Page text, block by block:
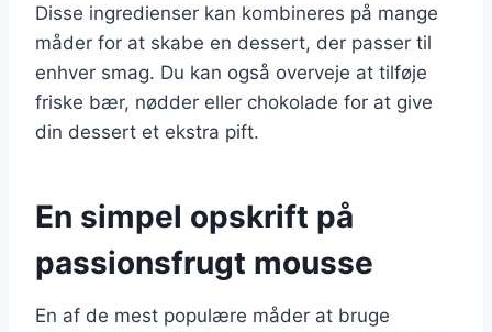
Disse ingredienser kan kombineres på mange
måder for at skabe en dessert, der passer til
enhver smag. Du kan også overveje at tilføje
friske bær, nødder eller chokolade for at give
din dessert et ekstra pift.
En simpel opskrift på
passionsfrugt mousse
En af de mest populære måder at bruge